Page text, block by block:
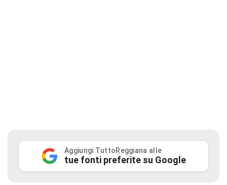
Aggiungi TuttoReggiana alle
tue fonti preferite su Google